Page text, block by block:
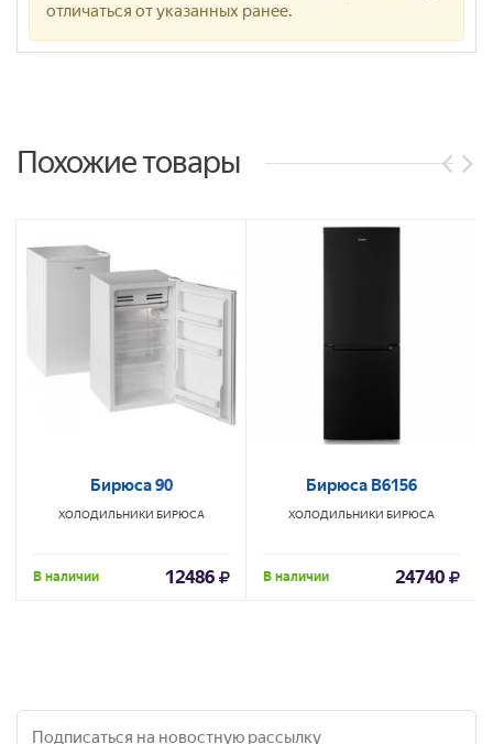
отличаться от указанных ранее.
Похожие товары
Бирюса 90
ХОЛОДИЛЬНИКИ БИРЮСА
В наличии 12486
Бирюса B6156
ХОЛОДИЛЬНИКИ БИРЮСА
В наличии 24740